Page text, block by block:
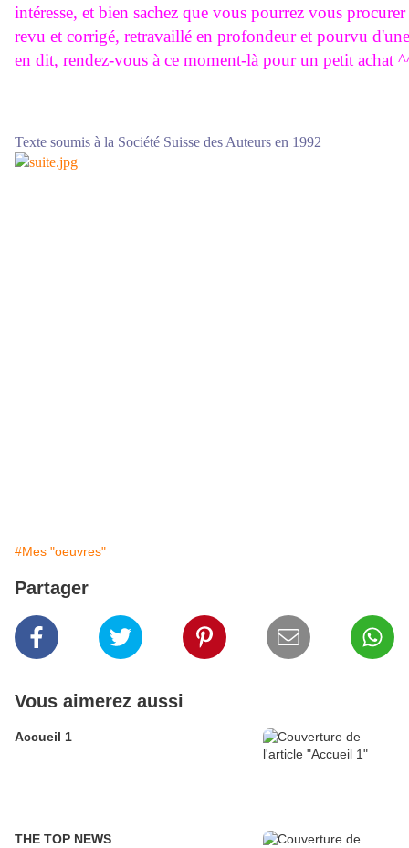
intéresse, et bien sachez que vous pourrez vous
revu et corrigé, retravaillé en profondeur et pourvu
en dit, rendez-vous à ce moment-là pour un petit achat
Texte soumis à la Société Suisse des Auteurs en 1992
#Mes "oeuvres"
Partager
Vous aimerez aussi
Accueil 1
THE TOP NEWS